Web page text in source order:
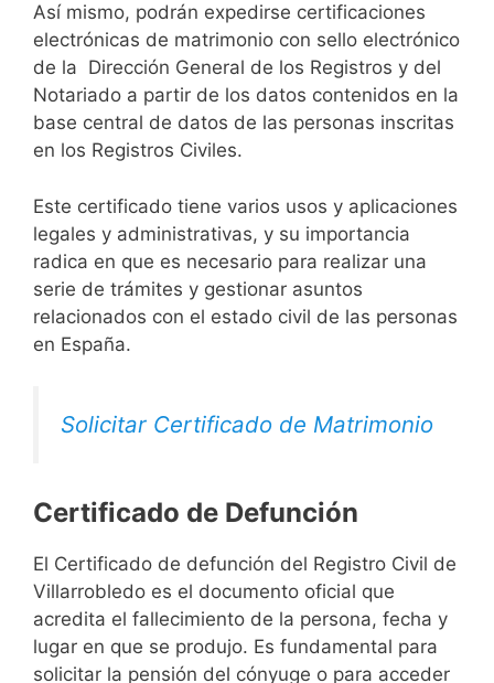
Así mismo, podrán expedirse certificaciones
electrónicas de matrimonio con sello electrónico
de la Dirección General de los Registros y del
Notariado a partir de los datos contenidos en la
base central de datos de las personas inscritas
en los Registros Civiles.
Este certificado tiene varios usos y aplicaciones
legales y administrativas, y su importancia
radica en que es necesario para realizar una
serie de trámites y gestionar asuntos
relacionados con el estado civil de las personas
en España.
Solicitar Certificado de Matrimonio
Certificado de Defunción
El Certificado de defunción del Registro Civil de
Villarrobledo es el documento oficial que
acredita el fallecimiento de la persona, fecha y
lugar en que se produjo. Es fundamental para
solicitar la pensión del cónyuge o para acceder